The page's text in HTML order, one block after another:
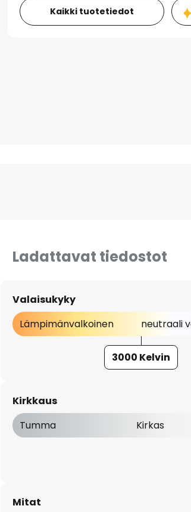
Kaikki tuotetiedot
Ladattavat tiedostot
Valaisukyky
Lämpimänvalkoinen
neutraali
3000 Kelvin
Kirkkaus
Tumma
Kirkas
Mitat